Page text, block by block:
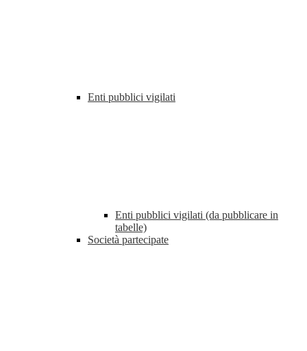
Enti pubblici vigilati
Enti pubblici vigilati (da pubblicare in
tabelle)
Società partecipate